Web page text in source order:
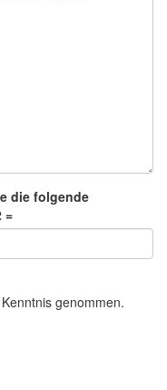
die folgende
=
genommen.